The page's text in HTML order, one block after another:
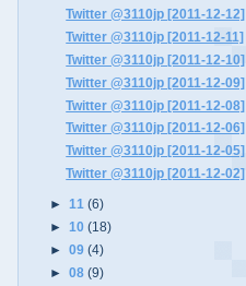
Twitter @3110jp [2011-12-12]
Twitter @3110jp [2011-12-11]
Twitter @3110jp [2011-12-10]
Twitter @3110jp [2011-12-09]
Twitter @3110jp [2011-12-08]
Twitter @3110jp [2011-12-06]
Twitter @3110jp [2011-12-05]
Twitter @3110jp [2011-12-02]
► 11(6)
► 10(18)
►09(4)
►08(9)